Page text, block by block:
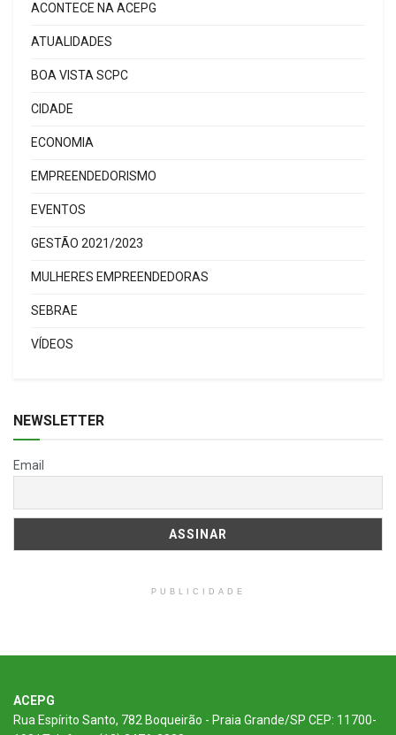
ACONTECE NA ACEPG
ATUALIDADES
BOA VISTA SCPC
CIDADE
ECONOMIA
EMPREENDEDORISMO
EVENTOS
GESTÃO 2021/2023
MULHERES EMPREENDEDORAS
SEBRAE
VÍDEOS
NEWSLETTER
Email
PUBLICIDADE
ACEPG
Rua Espírito Santo, 782 Boqueirão - Praia Grande/SP CEP: 11700-